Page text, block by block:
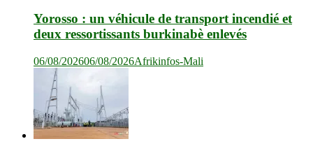
Yorosso : un véhicule de transport incendié et
deux ressortissants burkinabè enlevés
06/08/202606/08/2026Afrikinfos-Mali